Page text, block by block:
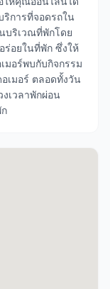
ริการที่จอดรถใน
บริเวณที่พักโดย
ร่อยในที่พัก ซึ่งให้
มอร์พบกับกิจกรรม
เมอร์ ตลอดทั้งวัน
เวลาพักผ่อน